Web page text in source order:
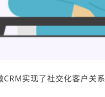
实现了社交化客户关